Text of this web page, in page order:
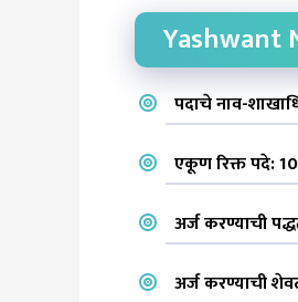
Yashwant
पदाचे नाव-
एकूण रिक्त पदे:
अर्ज करण्याची
अर्ज करण्याची